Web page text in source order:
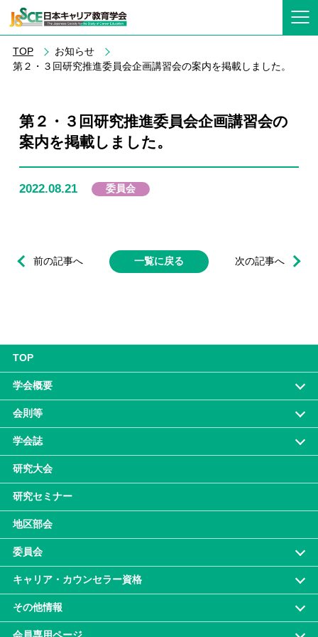
TOP
お知らせ
第２・３回研究推進委員会企画講習会の案内を掲載しました。
第２・３回研究推進委員会企画講習会の
案内を掲載しました。
2022.08.21 委員会
前の記事へ 次の記事へ
一覧に戻る
TOP
学会概要
会則等
学会誌
研究大会
研究セミナー
地区部会
委員会
キャリア・カウンセラー資格
その他情報
会員専⽤ページ